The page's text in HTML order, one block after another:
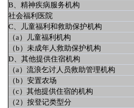
B、精神疾病服务机构
社会福利医院
C、儿童福利和救助保护机构
（a）儿童福利机构
（b）未成年人救助保护机构
D、其他提供住宿机构
（a）流浪乞讨人员救助管理机构
（b）安置农场
（c）其他提供住宿的机构
（2）按登记类型分